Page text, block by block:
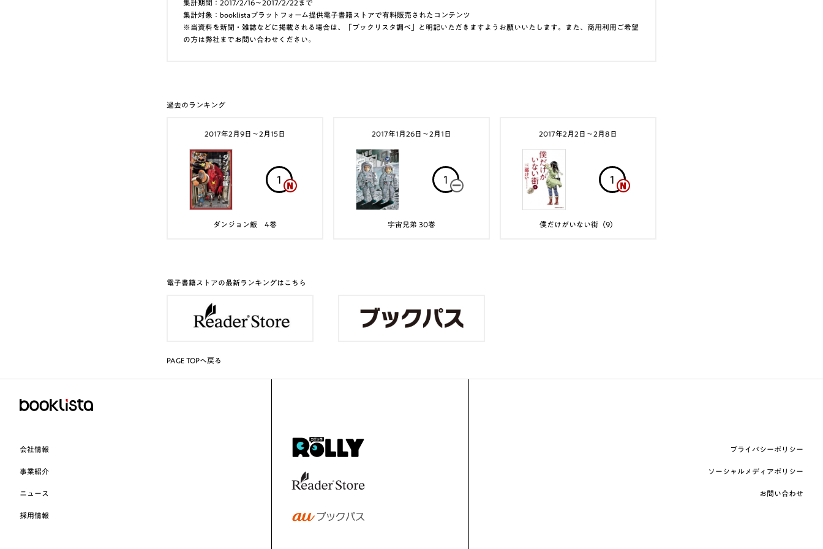
集計期間：2017/2/16～2017/2/22まで
集計対象：booklistaプラットフォーム提供電子書籍ストアで有料販売されたコンテンツ
※当資料を新聞・雑誌などに掲載される場合は、「ブックリスタ調べ」と明記いただきますようお願いいたします。また、商用利用ご希望
の方は弊社までお問い合わせください。
過去のランキング
2017年2月9日〜2月15日
1
ダンジョン飯 4巻
2017年2月2日〜2月8日
1
僕だけがいない街（9）
2017年1月26日〜2月1日
1
宇宙兄弟 30巻
電子書籍ストアの最新ランキングはこちら
PAGE TOPへ戻る
会社情報
事業紹介
ニュース
採用情報
プライバシーポリシー
ソーシャルメディアポリシー
お問い合わせ